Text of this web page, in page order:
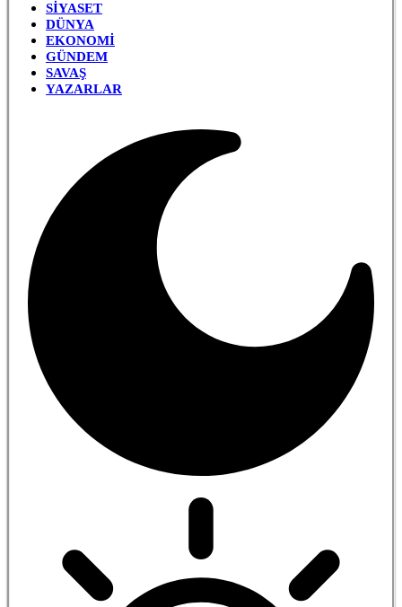
SIYASET
DÜNYA
EKONOMI
GÜNDEM
SAVAŞ
YAZARLAR